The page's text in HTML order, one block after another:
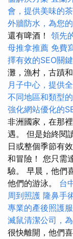
會，提供美味的
外牆防水，為您
還有啤酒！ 領先
母推拿推薦 免費
擇有效的SEO關
灘，漁村，古蹟
月子中心，提供
不同地區和類型
強化網站優化的
非洲國家，在那
遇。 但是始終閱
日或整個季節有
和冒險！ 您只需
驗。 早晨，他們
他們的游泳。 台
周到照護 隆鼻手
專業的產後照護
滅鼠清潔公司，
很快離開，他們